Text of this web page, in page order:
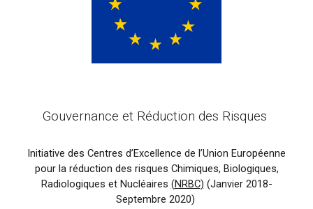
Gouvernance et Réduction des Risques
Initiative des Centres d’Excellence de l’Union Européenne
pour la réduction des risques Chimiques, Biologiques,
Radiologiques et Nucléaires (NRBC) (Janvier 2018-
Septembre 2020)